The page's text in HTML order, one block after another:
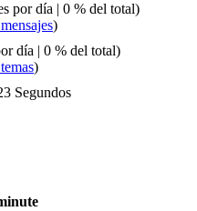
por día | 0 % del total)
)
día | 0 % del total)
)
Segundos